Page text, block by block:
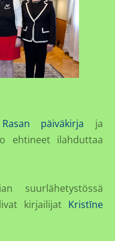
Rasan päiväkirja ja
ehtineet ilahduttaa
suurlähetystössä
kirjailijat Kristīne